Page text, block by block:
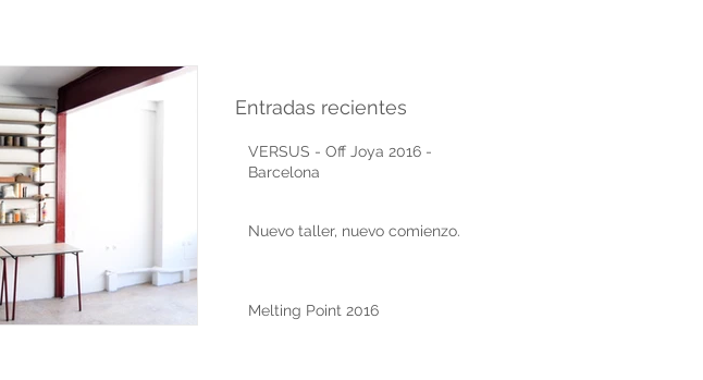
Entradas recientes
VERSUS - Off Joya 2016 -
Barcelona
Nuevo taller, nuevo comienzo.
Melting Point 2016